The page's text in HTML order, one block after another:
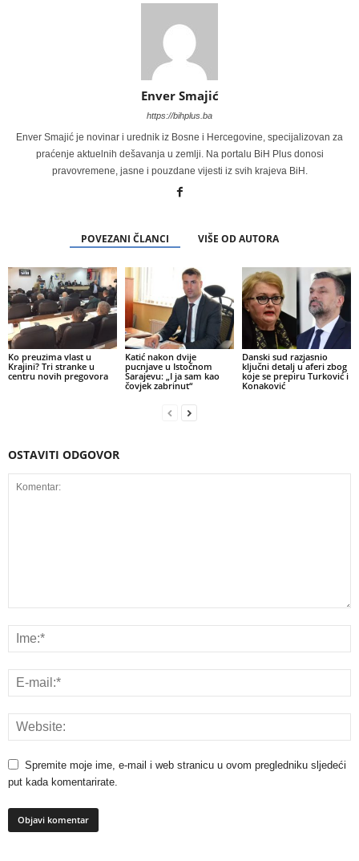
Enver Smajić
https://bihplus.ba
Enver Smajić je novinar i urednik iz Bosne i Hercegovine, specijalizovan za
praćenje aktuelnih dešavanja u zemlji. Na portalu BiH Plus donosi
pravovremene, jasne i pouzdane vijesti iz svih krajeva BiH.
POVEZANI ČLANCI VIŠE OD AUTORA
Ko preuzima vlast u
Krajini? Tri stranke u
centru novih pregovora
Katić nakon dvije
pucnjave u Istočnom
Sarajevu: „I ja sam kao
čovjek zabrinut“
Danski sud razjasnio
ključni detalj u aferi zbog
koje se prepiru Turković i
Konaković
OSTAVITI ODGOVOR
Spremite moje ime, e-mail i web stranicu u ovom pregledniku sljedeći
put kada komentarirate.